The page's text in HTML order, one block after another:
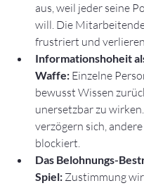
aus, weil jeder seine
will. Die
frustriert und
Informationshoheit
Waffe: Einzelne
bewusst Wissen
unersetzbar zu
verzögern sich,
blockiert.
Das Belohnungs-
Spiel: Zustimmung